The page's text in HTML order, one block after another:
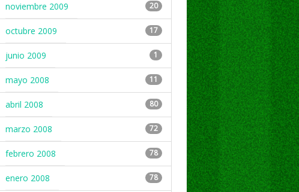
noviembre 2009 20
octubre 2009 17
junio 2009 1
mayo 2008 11
abril 2008 80
marzo 2008 72
febrero 2008 78
enero 2008 78